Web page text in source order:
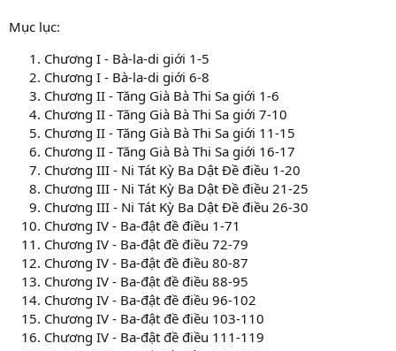
Mục lục:
Chương I - Bà-la-di giới 1-5
Chương I - Bà-la-di giới 6-8
Chương II - Tăng Già Bà Thi Sa giới 1-6
Chương II - Tăng Già Bà Thi Sa giới 7-10
Chương II - Tăng Già Bà Thi Sa giới 11-15
Chương II - Tăng Già Bà Thi Sa giới 16-17
Chương III - Ni Tát Kỳ Ba Dật Đề điều 1-20
Chương III - Ni Tát Kỳ Ba Dật Đề điều 21-25
Chương III - Ni Tát Kỳ Ba Dật Đề điều 26-30
Chương IV - Ba-đật đề điều 1-71
Chương IV - Ba-đật đề điều 72-79
Chương IV - Ba-đật đề điều 80-87
Chương IV - Ba-đật đề điều 88-95
Chương IV - Ba-đật đề điều 96-102
Chương IV - Ba-đật đề điều 103-110
Chương IV - Ba-đật đề điều 111-119